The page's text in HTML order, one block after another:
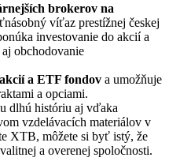
brokerov na
víťaz prestížnej českej
investovanie do akcií a
obchodovanie
a ETF fondov a umožňuje
a opciami.
dlhú históriu aj vďaka
vzdelávacích materiálov v
XTB, môžete si byť istý, že
a overenej spoločnosti.